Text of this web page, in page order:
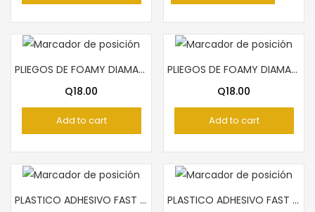
PLIEGOS DE FOAMY DIAMANTINA VERDE
Q18.00
Add to cart
PLIEGOS DE FOAMY DIAMANTINA ANARANJADO ARCOIRIS
Q18.00
Add to cart
PLASTICO ADHESIVO FAST ROLLO TECNO VERDE
PLASTICO ADHESIVO FAST ROLLO TECNO AZUL